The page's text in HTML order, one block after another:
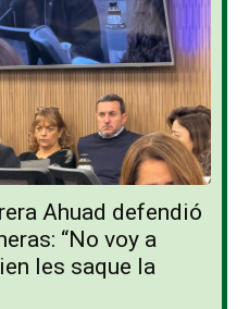
Ahuad defendió
“No voy a
les saque la